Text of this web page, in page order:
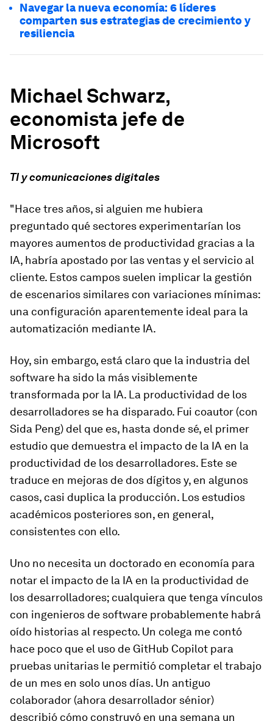
Navegar la nueva economía: 6 líderes
comparten sus estrategias de crecimiento y
resiliencia
Michael Schwarz,
economista jefe de
Microsoft
TI y comunicaciones digitales
"Hace tres años, si alguien me hubiera
preguntado qué sectores experimentarían los
mayores aumentos de productividad gracias a la
IA, habría apostado por las ventas y el servicio al
cliente. Estos campos suelen implicar la gestión
de escenarios similares con variaciones mínimas:
una configuración aparentemente ideal para la
automatización mediante IA.
Hoy, sin embargo, está claro que la industria del
software ha sido la más visiblemente
transformada por la IA. La productividad de los
desarrolladores se ha disparado. Fui coautor (con
Sida Peng) del que es, hasta donde sé, el primer
estudio que demuestra el impacto de la IA en la
productividad de los desarrolladores. Este se
traduce en mejoras de dos dígitos y, en algunos
casos, casi duplica la producción. Los estudios
académicos posteriores son, en general,
consistentes con ello.
Uno no necesita un doctorado en economía para
notar el impacto de la IA en la productividad de
los desarrolladores; cualquiera que tenga vínculos
con ingenieros de software probablemente habrá
oído historias al respecto. Un colega me contó
hace poco que el uso de GitHub Copilot para
pruebas unitarias le permitió completar el trabajo
de un mes en solo unos días. Un antiguo
colaborador (ahora desarrollador sénior)
describió cómo construyó en una semana un